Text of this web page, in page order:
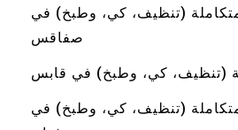
(تنظيف، كي، وطبخ) في
صفاقس
(تنظيف، كي، وطبخ) في قابس
(تنظيف، كي، وطبخ) في